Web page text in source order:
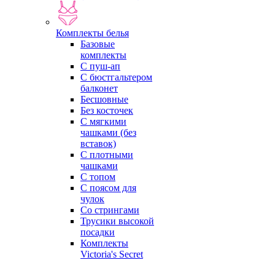
Комплекты белья
Базовые
комплекты
С пуш-ап
С бюстгальтером
балконет
Бесшовные
Без косточек
С мягкими
чашками (без
вставок)
С плотными
чашками
С топом
С поясом для
чулок
Со стрингами
Трусики высокой
посадки
Комплекты
Victoria's Secret